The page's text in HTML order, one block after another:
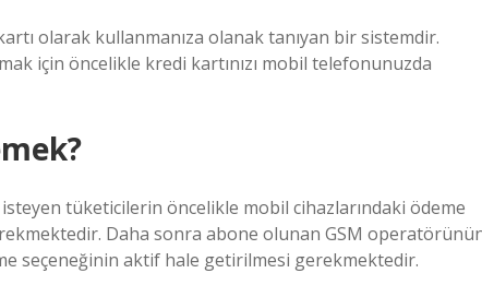
olarak kullanmanıza olanak tanıyan bir sistemdir.
için öncelikle kredi kartınızı mobil telefonunuzda
tüketicilerin öncelikle mobil cihazlarındaki ödeme
Daha sonra abone olunan GSM
seçeneğinin aktif hale getirilmesi gerekmektedir.